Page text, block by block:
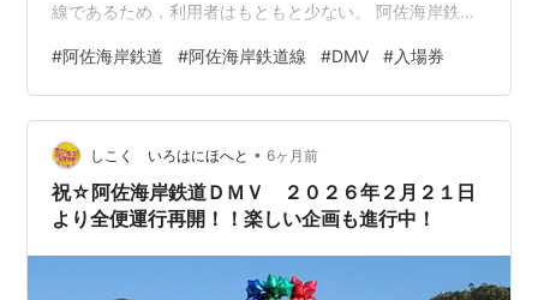
線であるため，利用者はもともと少ない。 阿佐海岸鉄道
わっており，後輪タイヤの駆動力で線路上を走ってい
る。 当初は接続する JR 牟岐線と直通運転を行い，一体
的な輸送を担っていた。しかし 2021 年から，DMV と呼
ばれる，マイクロバスに鉄道用の車輪を装着した道路も
線路も走れる車両を導入し，JR 牟岐線との直通運転を取
りやめる代わりに，鉄道…
#阿佐海岸鉄道 #阿佐海岸鉄道線 #DMV #入場券
しこく いろはにほへと • 6ヶ月前
祝☆阿佐海岸鉄道ＤＭＶ ２０２６年２月２１日
より全便運行再開！！楽しい企画も進行中！